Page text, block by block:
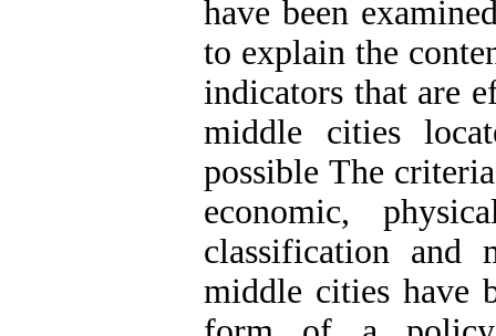
have been
to explain the
indicators that are
middle cities
possible The
economic,
classification and
middle cities have